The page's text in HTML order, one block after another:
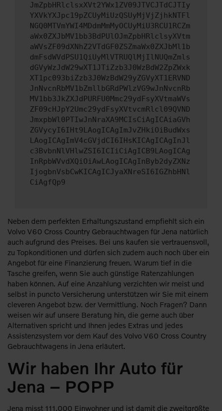
JmZpbHRlclsxXVt2YWx1ZV09JTVCJTdCJTIy
YXVkYXJpc19pZCUyMiUzQSUyMjVjZjhkNTFl
NGQ0MTVmYWI4MDdmMmMyOCUyMiU3RCU1RCZm
aWx0ZXJbMV1bb3BdPUlOJmZpbHRlclsyXVtm
aWVsZF09dXNhZ2VTdGF0ZSZmaWx0ZXJbMl1b
dmFsdWVdPSU1QiUyMlVTRUQlMjIlNUQmZmls
dGVyWzJdW29wXT1JTiZzb3J0WzBdW2ZpZWxk
XT1pc093biZzb3J0WzBdW29yZGVyXT1ERVND
JnNvcnRbMV1bZmllbGRdPWlzVG9wJnNvcnRb
MV1bb3JkZXJdPURFU0Mmc29ydFsyXVtmaWVs
ZF09cHJpY2Umc29ydFsyXVtvcmRlcl09QVND
JmxpbWl0PTIwJnNraXA9MCIsCiAgICAiaGVh
ZGVycyI6IHt9LAogICAgImJvZHkiOiBudWxs
LAogICAgImV4cGVjdCI6IHsKICAgICAgInJl
c3BvbnNlVHlwZSI6ICIiCiAgICB9LAogICAg
InRpbWVvdXQiOiAwLAogICAgInByb2dyZXNz
IjogbnVsbCwKICAgICJyaXNreSI6IGZhbHNl
CiAgfQp9
Neben dem perfekten Erhaltungszustand empfiehlt sich ein
Volvo V60 Cross Country Gebrauchtwagen für Jena natürlich
auch aufgrund des Preises. Bei uns kaufen sie vertrauensvoll,
zu Topkonditionen und dürfen sich zudem auch noch über ein
Angebot für eine Finanzierung freuen. Warum tief in die
Tasche greifen, wenn Sie auch günstige Ratenzahlungen
haben können. Auf eine Anzahlung verzichten wir meist und
selbst in puncto Versicherung unterstützen wir Sie mit einem
cleveren Angebot bzw. der Vermittlung. Noch Fragen? Dann
weisen wir auf unsere Beratung hin, die gerne auch über
Alternativen spricht und Ihnen jedes Extras und jedes
Assistenzsystem vor dem Kauf des Volvo V60 Cross Country
Gebrauchtwagens in Jena erläutert.
Wir haben Ihr Auto für
Jena – POPP
Jena misst 111.000 Einwohner und ist damit die zweitgrößte